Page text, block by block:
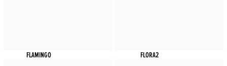
FLAMINGO FLORA2